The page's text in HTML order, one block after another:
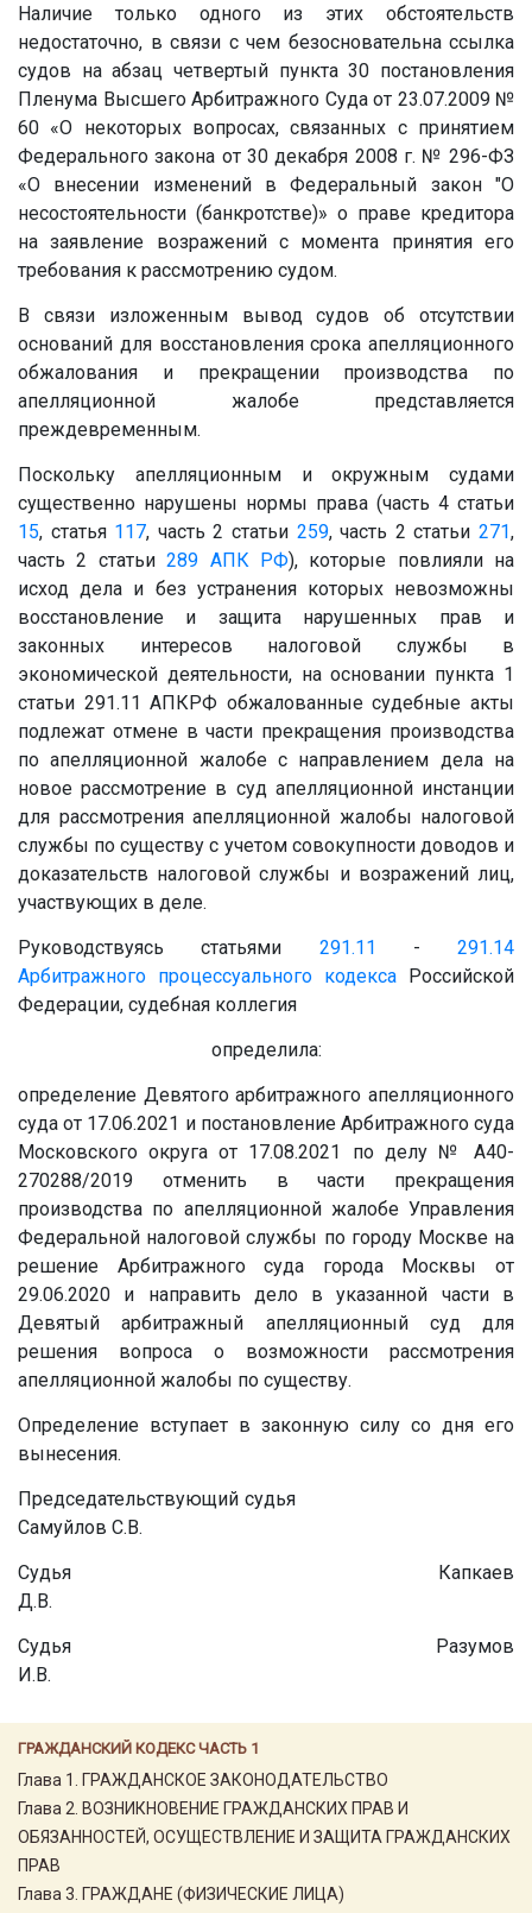
ГРАЖДАНСКИЙ КОДЕКС ЧАСТЬ 1
Глава 1. ГРАЖДАНСКОЕ ЗАКОНОДАТЕЛЬСТВО
Глава 2. ВОЗНИКНОВЕНИЕ ГРАЖДАНСКИХ ПРАВ И
ОБЯЗАННОСТЕЙ, ОСУЩЕСТВЛЕНИЕ И ЗАЩИТА ГРАЖДАНСКИХ
ПРАВ
Глава 3. ГРАЖДАНЕ (ФИЗИЧЕСКИЕ ЛИЦА)
Наличие только одного из этих обстоятельств
недостаточно, в связи с чем безосновательна ссылка
судов на абзац четвертый пункта 30 постановления
Пленума Высшего Арбитражного Суда от 23.07.2009 №
60 «О некоторых вопросах, связанных с принятием
Федерального закона от 30 декабря 2008 г. № 296-ФЗ
«О внесении изменений в Федеральный закон "О
несостоятельности (банкротстве)» о праве кредитора
на заявление возражений с момента принятия его
требования к рассмотрению судом.
В связи изложенным вывод судов об отсутствии
оснований для восстановления срока апелляционного
обжалования и прекращении производства по
апелляционной жалобе представляется
преждевременным.
Поскольку апелляционным и окружным судами
существенно нарушены нормы права (часть 4 статьи
15, статья 117, часть 2 статьи 259, часть 2 статьи271,
часть 2 статьи289 АПК РФ), которые повлияли на
исход дела и без устранения которых невозможны
восстановление и защита нарушенных прав и
законных интересов налоговой службы в
экономической деятельности, на основании пункта 1
статьи 291.11 АПКРФ обжалованные судебные акты
подлежат отмене в части прекращения производства
по апелляционной жалобе с направлением дела на
новое рассмотрение в суд апелляционной инстанции
для рассмотрения апелляционной жалобы налоговой
службы по существу с учетом совокупности доводов и
доказательств налоговой службы и возражений лиц,
участвующих в деле.
Руководствуясь статьями 291.11 - 291.14
Арбитражного процессуального кодекса Российской
Федерации, судебная коллегия
определила:
определение Девятого арбитражного апелляционного
суда от 17.06.2021 и постановление Арбитражного суда
Московского округа от 17.08.2021 по делу № А40-
270288/2019 отменить в части прекращения
производства по апелляционной жалобе Управления
Федеральной налоговой службы по городу Москве на
решение Арбитражного суда города Москвы от
29.06.2020 и направить дело в указанной части в
Девятый арбитражный апелляционный суд для
решения вопроса о возможности рассмотрения
апелляционной жалобы по существу.
Определение вступает в законную силу со дня его
вынесения.
Председательствующий судья
Самуйлов С.В.
Судья Капкаев
Д.В.
Судья Разумов
И.В.